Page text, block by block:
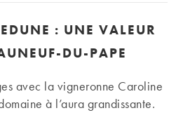
: UNE VALEUR
DU-PAPE
avec la vigneronne Caroline
à l’aura grandissante.